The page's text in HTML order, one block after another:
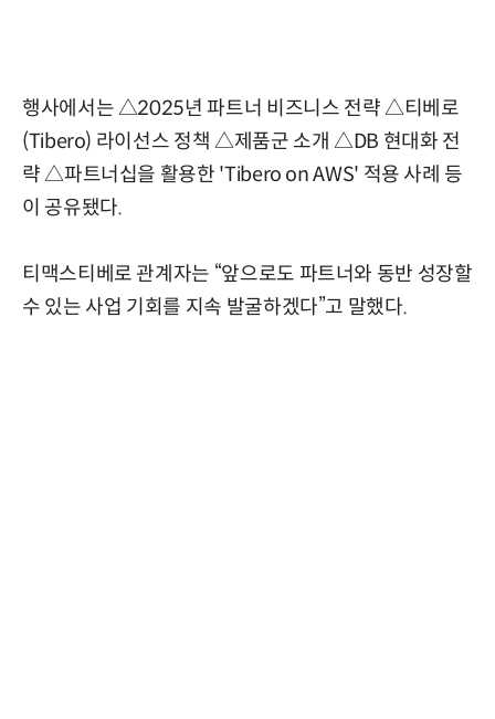
행사에서는 △2025년 파트너 비즈니스 전략 △티베로
(Tibero) 라이선스 정책 △제품군 소개 △DB 현대화 전
략 △파트너십을 활용한 'Tibero on AWS' 적용 사례 등
이 공유됐다.
티맥스티베로 관계자는 “앞으로도 파트너와 동반 성장할
수 있는 사업 기회를 지속 발굴하겠다”고 말했다.